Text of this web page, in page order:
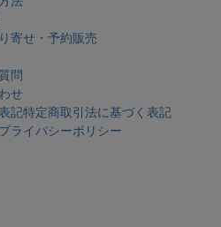
寄せ・予約販売
問
せ
特定商取引法に基づく表記
プライバシーポリシー